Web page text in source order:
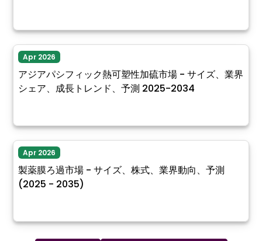
Apr 2026
アジアパシフィック熱可塑性加硫市場 - サイズ、業界
シェア、成長トレンド、予測 2025-2034
Apr 2026
製薬膜ろ過市場 - サイズ、株式、業界動向、予測
(2025 - 2035)